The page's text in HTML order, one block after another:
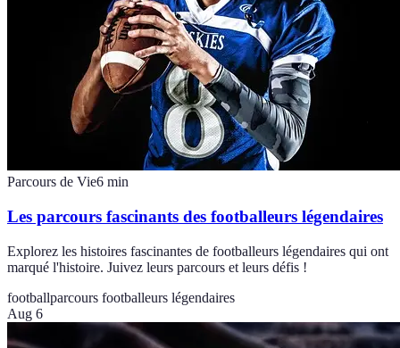
Parcours de Vie6 min
Les parcours fascinants des footballeurs légendaires
Explorez les histoires fascinantes de footballeurs légendaires qui ont
marqué l'histoire. Juivez leurs parcours et leurs défis !
footballparcours footballeurs légendaires
Aug 6